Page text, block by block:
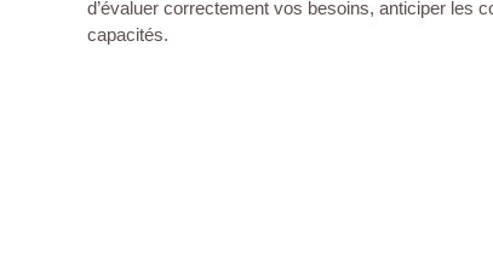
d’évaluer correctement vos besoins, anticiper les
capacités.